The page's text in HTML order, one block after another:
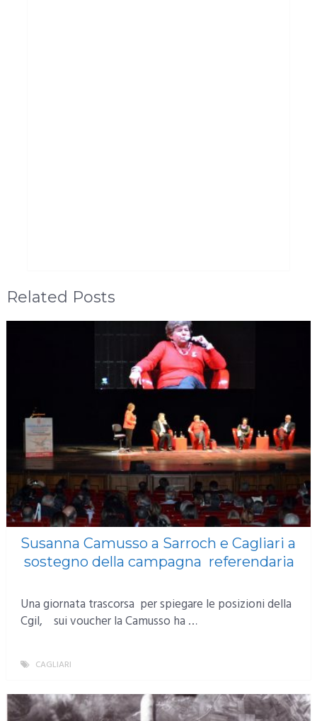
Related Posts
Susanna Camusso a Sarroch e Cagliari a
sostegno della campagna referendaria
Una giornata trascorsa per spiegare le posizioni della
Cgil, sui voucher la Camusso ha …
CAGLIARI